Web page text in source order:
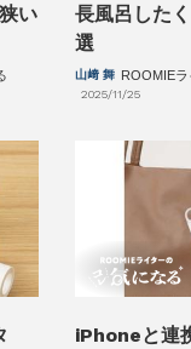
い
長風呂した
選
山﨑 舞 ROOMIE
2025/11/25
iPhoneと連